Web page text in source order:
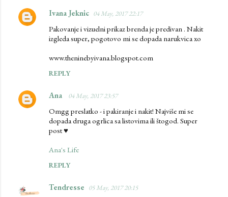
Ivana Jeknic 04 May, 2017 22:17
Pakovanje i vizuelni prikaz brenda je predivan . Nakit
izgleda super, pogotovo mi se dopada narukvica xo
www.theninebyivana.blogspot.com
REPLY
Ana 04 May, 2017 23:57
Omgg preslatko - i pakiranje i nakit! Najviše mi se
dopada druga ogrlica sa listovima ili štogod. Super
post ♥
Ana's Life
REPLY
Tendresse 05 May, 2017 20:15